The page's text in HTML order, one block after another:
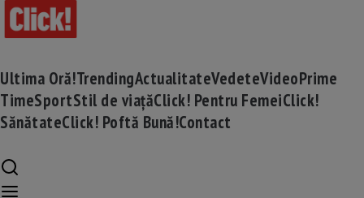
Ultima Oră!TrendingActualitateVedeteVideoPrime
TimeSportStil de viațăClick! Pentru FemeiClick!
SănătateClick! Poftă Bună!Contact